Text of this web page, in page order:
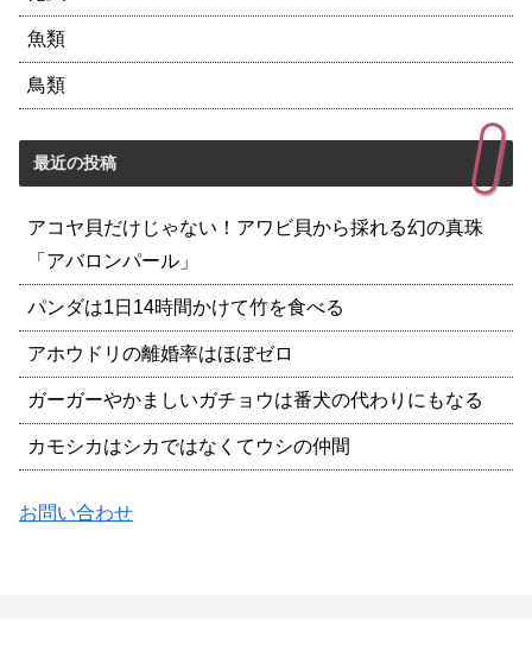
魚類
鳥類
最近の投稿
アコヤ貝だけじゃない！アワビ貝から採れる幻の真珠
「アバロンパール」
パンダは1日14時間かけて竹を食べる
アホウドリの離婚率はほぼゼロ
ガーガーやかましいガチョウは番犬の代わりにもなる
カモシカはシカではなくてウシの仲間
お問い合わせ